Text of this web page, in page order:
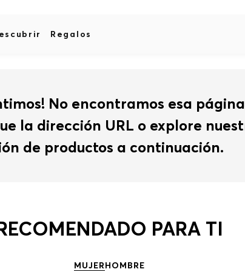
Regalos
No encontramos esa
la dirección URL o explore
de productos a continuación.
PARA TI
MUJERHOMBRE